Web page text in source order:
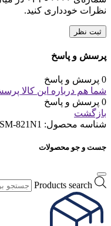
نظرات خودداری کنید.
ثبت نظر
پرسش و پاسخ
0 پرسش و پاسخ
شما هم درباره این کالا
0 پرسش و پاسخ
بازگشت
شناسه محصول: 821N1
جست و جو محصولات
Products search